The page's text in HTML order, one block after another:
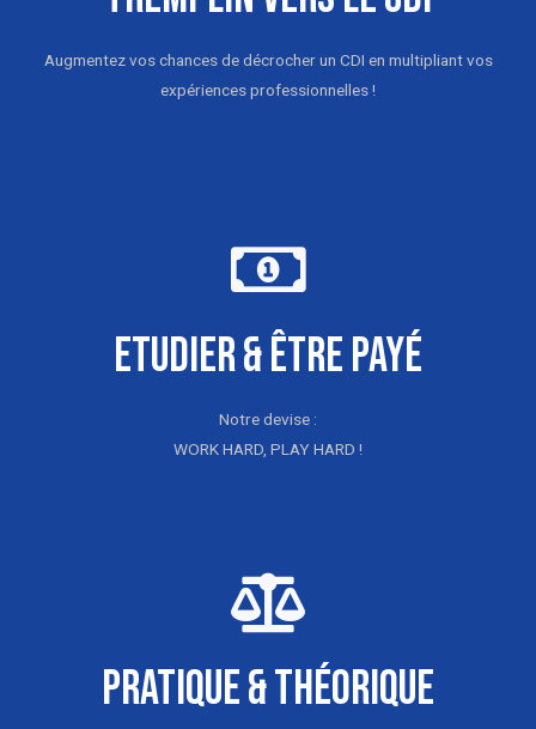
Augmentez vos chances de décrocher un CDI en multipliant vos
expériences professionnelles !
Etudier & être payé
Notre devise :
WORK HARD, PLAY HARD !
Pratique & Théorique